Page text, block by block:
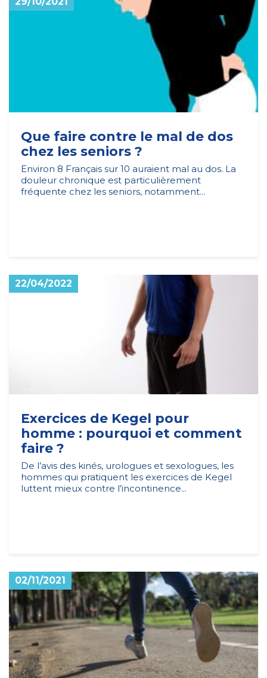
Que faire contre le mal de dos
chez les seniors ?
Environ 8 Français sur 10 auraient mal au dos. La
douleur chronique est particulièrement
fréquente chez les seniors, notamment...
22/04/2022
Exercices de Kegel pour
homme : pourquoi et comment
faire ?
De l’avis des kinés, urologues et sexologues, les
hommes qui pratiquent les exercices de Kegel
luttent mieux contre l’incontinence...
02/11/2021